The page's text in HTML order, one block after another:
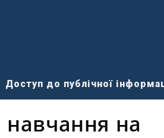
Доступ до публічної
навчання на